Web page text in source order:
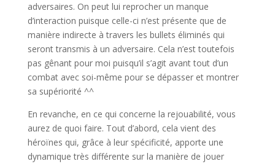
adversaires. On peut lui reprocher un manque
d’interaction puisque celle-ci n’est présente que de
manière indirecte à travers les bullets éliminés qui
seront transmis à un adversaire. Cela n’est toutefois
pas gênant pour moi puisqu’il s’agit avant tout d’un
combat avec soi-même pour se dépasser et montrer
sa supériorité ^^
En revanche, en ce qui concerne la rejouabilité, vous
aurez de quoi faire. Tout d’abord, cela vient des
héroïnes qui, grâce à leur spécificité, apporte une
dynamique très différente sur la manière de jouer